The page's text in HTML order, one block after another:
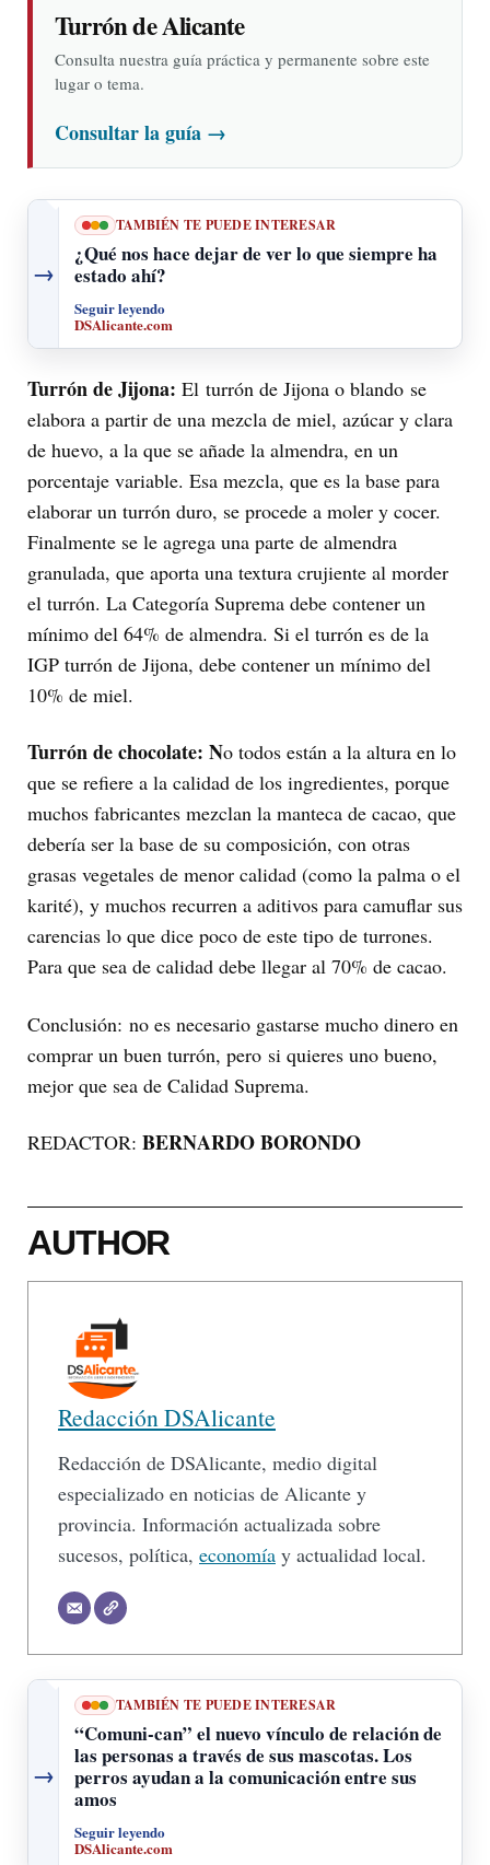
Turrón de Alicante
Consulta nuestra guía práctica y permanente sobre este
lugar o tema.
Consultar la guía →
→
TAMBIÉN TE PUEDE INTERESAR
¿Qué nos hace dejar de ver lo que siempre ha
estado ahí?
Seguir leyendo
DSAlicante.com
Turrón de Jijona: El turrón de Jijona o blando se
elabora a partir de una mezcla de miel, azúcar y clara
de huevo, a la que se añade la almendra, en un
porcentaje variable. Esa mezcla, que es la base para
elaborar un turrón duro, se procede a moler y cocer.
Finalmente se le agrega una parte de almendra
granulada, que aporta una textura crujiente al morder
el turrón. La Categoría Suprema debe contener un
mínimo del 64% de almendra. Si el turrón es de la
IGP turrón de Jijona, debe contener un mínimo del
10% de miel.
Turrón de chocolate: No todos están a la altura en lo
que se refiere a la calidad de los ingredientes, porque
muchos fabricantes mezclan la manteca de cacao, que
debería ser la base de su composición, con otras
grasas vegetales de menor calidad (como la palma o el
karité), y muchos recurren a aditivos para camuflar sus
carencias lo que dice poco de este tipo de turrones.
Para que sea de calidad debe llegar al 70% de cacao.
Conclusión: no es necesario gastarse mucho dinero en
comprar un buen turrón, pero si quieres uno bueno,
mejor que sea de Calidad Suprema.
REDACTOR: BERNARDO BORONDO
AUTHOR
Redacción DSAlicante
Redacción de DSAlicante, medio digital
especializado en noticias de Alicante y
provincia. Información actualizada sobre
sucesos, política, economía y actualidad local.
→
TAMBIÉN TE PUEDE INTERESAR
“Comuni-can” el nuevo vínculo de relación de
las personas a través de sus mascotas. Los
perros ayudan a la comunicación entre sus
amos
Seguir leyendo
DSAlicante.com